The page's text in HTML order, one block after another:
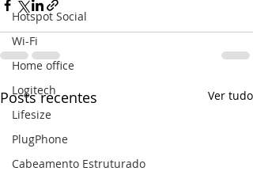
Hotspot Social
Wi-Fi
Home office
Logitech
Lifesize
PlugPhone
Cabeamento Estruturado
Posts recentes Ver tudo